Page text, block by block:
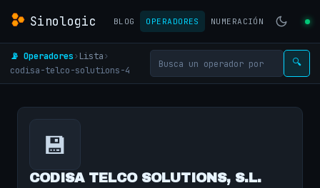
Sinologic BLOG OPERADORES NUMERACIÓN
📡 Operadores› Lista›
codisa-telco-solutions-4
🔍
💾
CODISA TELCO SOLUTIONS, S.L.